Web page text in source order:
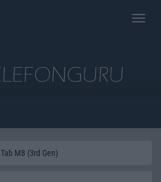
Toggle
M8 (3rd Gen)